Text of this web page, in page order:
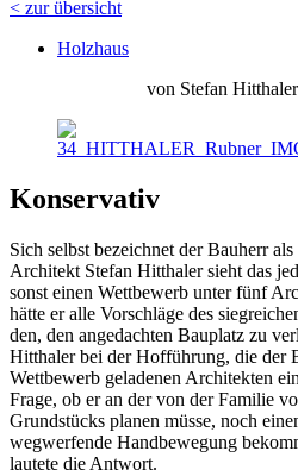
< zur übersicht
Holzhaus
von Stefan
Konservativ
Sich selbst bezeichnet der Bauherr
Architekt Stefan Hitthaler sieht das
sonst einen Wettbewerb unter fünf
hätte er alle Vorschläge des
den, den angedachten Bauplatz zu
Hitthaler bei der Hofführung, die der
Wettbewerb geladenen Architekten
Frage, ob er an der von der Familie
Grundstücks planen müsse, noch
wegwerfende Handbewegung
lautete die Antwort.